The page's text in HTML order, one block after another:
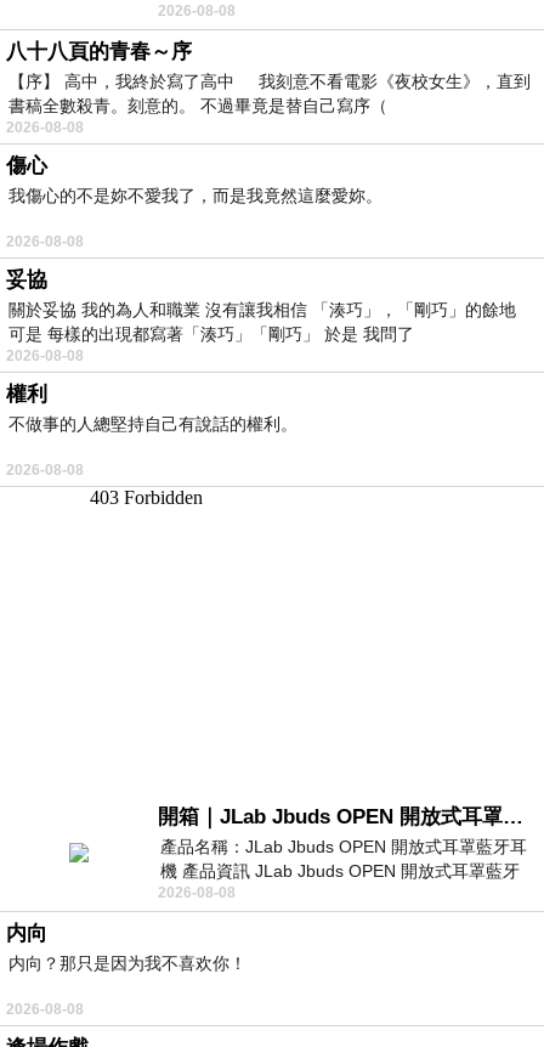
年人臉孔」的畫了。 六月底
2026-08-08
八十八頁的青春～序
【序】 高中，我終於寫了高中 我刻意不看電影《夜校女生》，直到
書稿全數殺青。刻意的。 不過畢竟是替自己寫序（
2026-08-08
傷心
我傷心的不是妳不愛我了，而是我竟然這麼愛妳。
2026-08-08
妥協
關於妥協 我的為人和職業 沒有讓我相信 「湊巧」，「剛巧」的餘地
可是 每樣的出現都寫著「湊巧」「剛巧」 於是 我問了
2026-08-08
權利
不做事的人總堅持自己有說話的權利。
2026-08-08
開箱｜JLab Jbuds OPEN 開放式耳罩藍牙耳機 - 設計美學，輕巧、透氣、環境音全物理達成！
產品名稱：JLab Jbuds OPEN 開放式耳罩藍牙耳
機 產品資訊 JLab Jbuds OPEN 開放式耳罩藍牙
耳機評語：非常有特色，值得喜愛美型工
2026-08-08
内向
内向？那只是因为我不喜欢你！
2026-08-08